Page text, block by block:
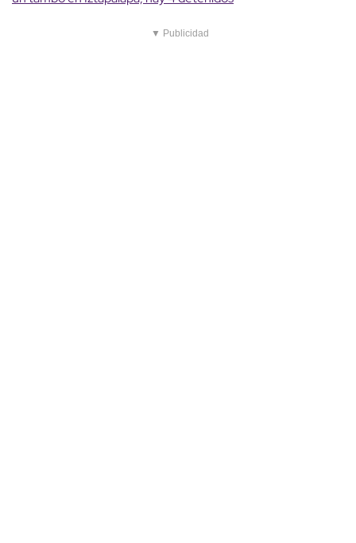
▼ Publicidad